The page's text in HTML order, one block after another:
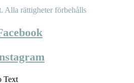
Alla rättigheter förbehålls